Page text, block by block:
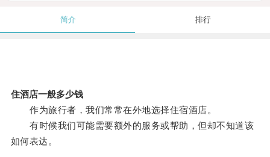
简介 排行
住酒店一般多少钱
作为旅行者，我们常常在外地选择住宿酒店。
有时候我们可能需要额外的服务或帮助，但却不知道该
如何表达。